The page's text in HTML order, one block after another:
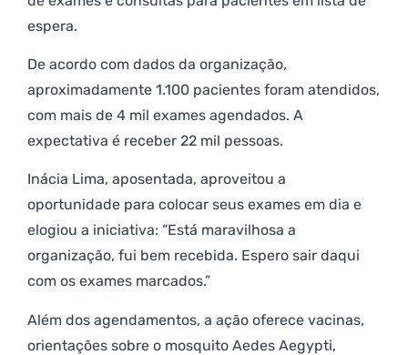
espera.
De acordo com dados da organização,
aproximadamente 1.100 pacientes foram atendidos,
com mais de 4 mil exames agendados. A
expectativa é receber 22 mil pessoas.
Inácia Lima, aposentada, aproveitou a
oportunidade para colocar seus exames em dia e
elogiou a iniciativa: “Está maravilhosa a
organização, fui bem recebida. Espero sair daqui
com os exames marcados.”
Além dos agendamentos, a ação oferece vacinas,
orientações sobre o mosquito Aedes Aegypti,